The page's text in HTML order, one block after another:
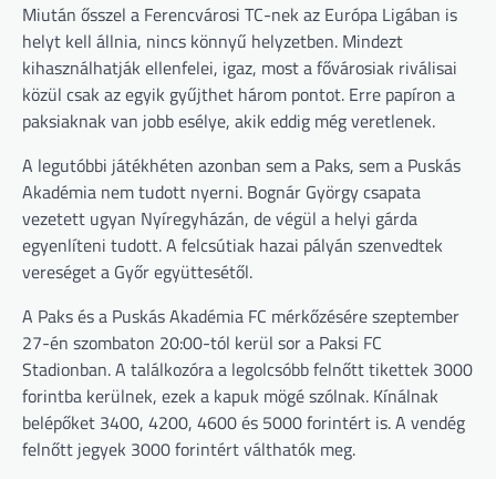
Miután ősszel a Ferencvárosi TC-nek az Európa Ligában is
helyt kell állnia, nincs könnyű helyzetben. Mindezt
kihasználhatják ellenfelei, igaz, most a fővárosiak riválisai
közül csak az egyik gyűjthet három pontot. Erre papíron a
paksiaknak van jobb esélye, akik eddig még veretlenek.
A legutóbbi játékhéten azonban sem a Paks, sem a Puskás
Akadémia nem tudott nyerni. Bognár György csapata
vezetett ugyan Nyíregyházán, de végül a helyi gárda
egyenlíteni tudott. A felcsútiak hazai pályán szenvedtek
vereséget a Győr együttesétől.
A Paks és a Puskás Akadémia FC mérkőzésére szeptember
27-én szombaton 20:00-tól kerül sor a Paksi FC
Stadionban. A találkozóra a legolcsóbb felnőtt tikettek 3000
forintba kerülnek, ezek a kapuk mögé szólnak. Kínálnak
belépőket 3400, 4200, 4600 és 5000 forintért is. A vendég
felnőtt jegyek 3000 forintért válthatók meg.